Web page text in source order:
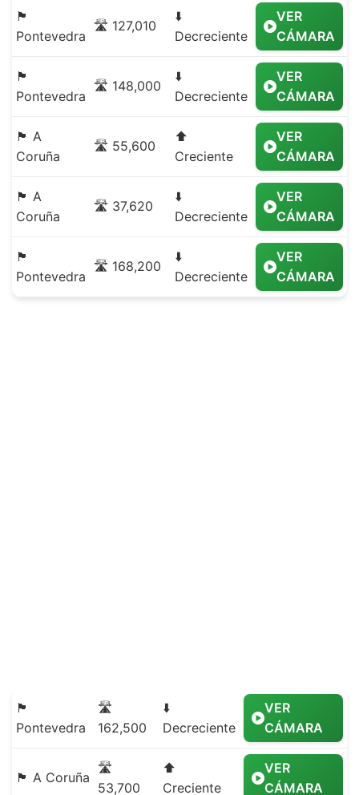
🏴
Pontevedra
🛣️ 127,010
⬇️
Decreciente
VER
CÁMARA
🏴
Pontevedra
🛣️ 148,000
⬇️
Decreciente
VER
CÁMARA
🏴 A
Coruña
🛣️ 55,600
⬆️
Creciente
VER
CÁMARA
🏴 A
Coruña
🛣️ 37,620
⬇️
Decreciente
VER
CÁMARA
🏴
Pontevedra
🛣️ 168,200
⬇️
Decreciente
VER
CÁMARA
🏴
Pontevedra
🛣️
162,500
⬇️
Decreciente
VER
CÁMARA
🏴 A Coruña
🛣️
53,700
⬆️
Creciente
VER
CÁMARA